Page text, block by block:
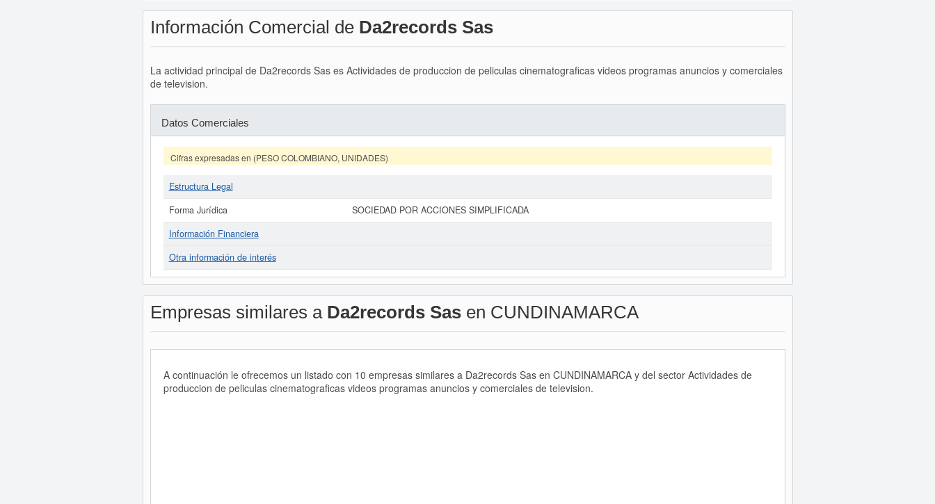
Información Comercial de Da2records Sas
La actividad principal de Da2records Sas es Actividades de produccion de peliculas cinematograficas videos programas anuncios y comerciales
de television.
Datos Comerciales
Cifras expresadas en (PESO COLOMBIANO, UNIDADES)
Estructura Legal
Forma Jurídica
SOCIEDAD POR ACCIONES SIMPLIFICADA
Información Financiera
Otra información de interés
Empresas similares a Da2records Sasen CUNDINAMARCA
A continuación le ofrecemos un listado con 10 empresas similares a Da2records Sas en CUNDINAMARCA y del sector Actividades de
produccion de peliculas cinematograficas videos programas anuncios y comerciales de television.